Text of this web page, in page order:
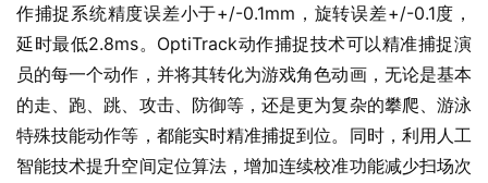
作捕捉系统精度误差小于+/-0.1mm，旋转误差+/-0.1度，
延时最低2.8ms。OptiTrack动作捕捉技术可以精准捕捉演
员的每一个动作，并将其转化为游戏角色动画，无论是基本
的走、跑、跳、攻击、防御等，还是更为复杂的攀爬、游泳
特殊技能动作等，都能实时精准捕捉到位。同时，利用人工
智能技术提升空间定位算法，增加连续校准功能减少扫场次